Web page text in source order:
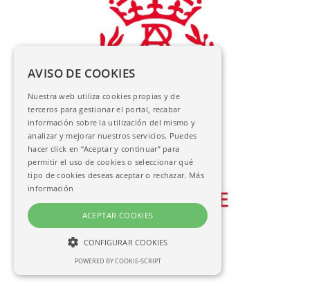
Martín, José María
AC-01196
AVISO DE COOKIES
Nuestra web utiliza cookies propias y de
terceros para gestionar el portal, recabar
información sobre la utilización del mismo y
analizar y mejorar nuestros servicios. Puedes
hacer click en “Aceptar y continuar” para
permitir el uso de cookies o seleccionar qué
tipo de cookies deseas aceptar o rechazar. Más
información
ACEPTAR COOKIES
CONFIGURAR COOKIES
NECESARIASPOWERED BY COOKIE-SCRIPT